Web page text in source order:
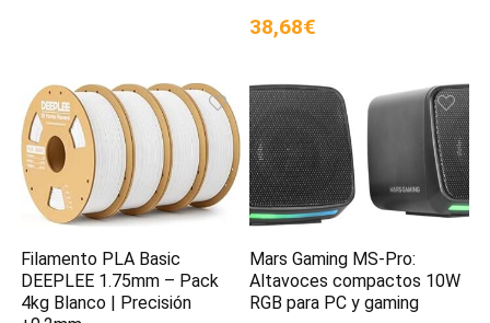
38,68€
Filamento PLA Basic
DEEPLEE 1.75mm – Pack
4kg Blanco | Precisión
Mars Gaming MS-Pro:
Altavoces compactos 10W
RGB para PC y gaming